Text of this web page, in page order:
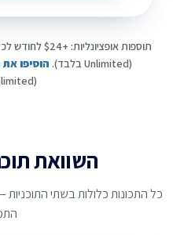
תוספות
(Unlimited בלבד).
הוסיפו
(Unlimited בלבד).
השוואת
כל התכונות כלולות בשתי